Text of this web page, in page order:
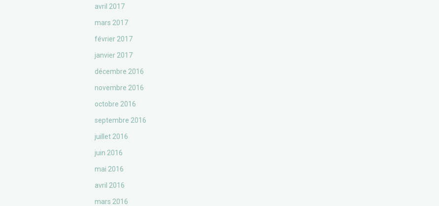
avril 2017
mars 2017
février 2017
janvier 2017
décembre 2016
novembre 2016
octobre 2016
septembre 2016
juillet 2016
juin 2016
mai 2016
avril 2016
mars 2016